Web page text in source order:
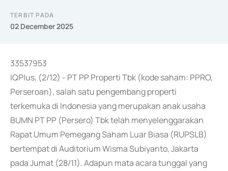
TERBIT PADA
02 December 2025
33537953
IQPlus, (2/12) - PT PP Properti Tbk (kode saham: PPRO,
Perseroan), salah satu pengembang properti
terkemuka di Indonesia yang merupakan anak usaha
BUMN PT PP (Persero) Tbk telah menyelenggarakan
Rapat Umum Pemegang Saham Luar Biasa (RUPSLB)
bertempat di Auditorium Wisma Subiyanto, Jakarta
pada Jumat (28/11). Adapun mata acara tunggal yang